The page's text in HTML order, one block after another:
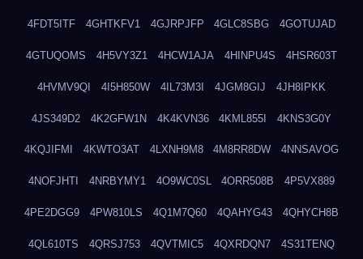
4FDT5ITF 4GHTKFV1 4GJRPJFP 4GLC8SBG 4GOTUJAD
4GTUQOMS 4H5VY3Z1 4HCW1AJA 4HINPU4S 4HSR603T
4HVMV9QI 4I5H850W 4IL73M3I 4JGM8GIJ 4JH8IPKK
4JS349D2 4K2GFW1N 4K4KVN36 4KML855I 4KNS3G0Y
4KQJIFMI 4KWTO3AT 4LXNH9M8 4M8RR8DW 4NNSAVOG
4NOFJHTI 4NRBYMY1 4O9WC0SL 4ORR508B 4P5VX889
4PE2DGG9 4PW810LS 4Q1M7Q60 4QAHYG43 4QHYCH8B
4QL610TS 4QRSJ753 4QVTMIC5 4QXRDQN7 4S31TENQ